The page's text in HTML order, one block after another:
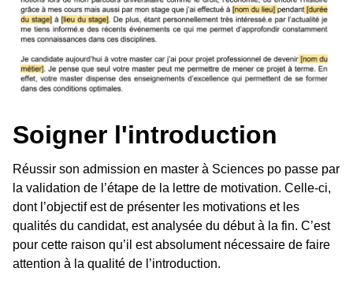
Soigner l'introduction
Réussir son admission en master à Sciences po passe par
la validation de l’étape de la lettre de motivation. Celle-ci,
dont l’objectif est de présenter les motivations et les
qualités du candidat, est analysée du début à la fin. C’est
pour cette raison qu’il est absolument nécessaire de faire
attention à la qualité de l’introduction.